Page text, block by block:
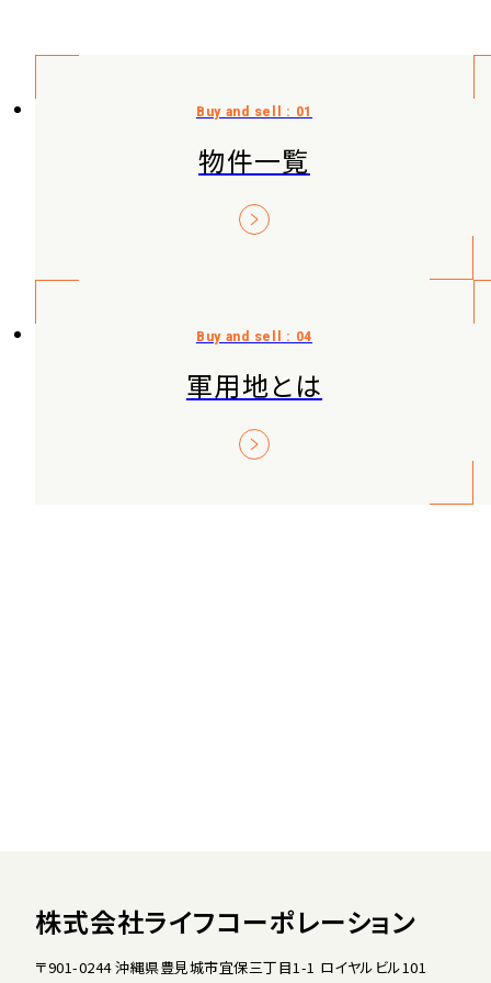
物件一覧
軍用地とは
株式会社ライフコーポレーション
〒901-0244 沖縄県豊見城市宜保三丁目1-1 ロイヤルビル101